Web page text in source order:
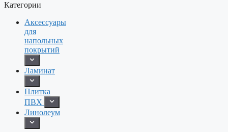
Категории
Аксессуары
для
напольных
покрытий
Ламинат
Плитка
ПВХ
Линолеум